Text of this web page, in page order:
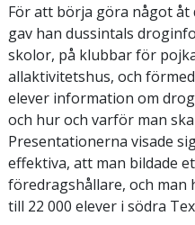
För att börja göra något
gav han dussintals
skolor, på klubbar för
allaktivitetshus, och
elever information om
och hur och varför man
Presentationerna visade
effektiva, att man bildade
föredragshållare, och
till 22 000 elever i södra